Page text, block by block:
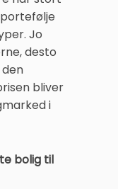
Jo
desto
bliver
i
bolig til